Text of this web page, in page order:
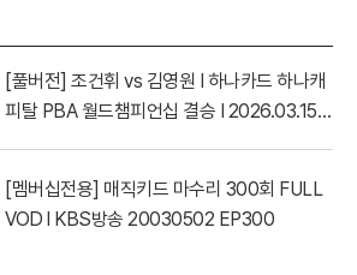
[풀버전] 조건휘 vs 김영원 I 하나카드 하나캐
피탈 PBA 월드챔피언십 결승 I 2026.03.15
[멤버십전용] 매직키드 마수리 300회 FULL
VOD l KBS방송 20030502 EP300